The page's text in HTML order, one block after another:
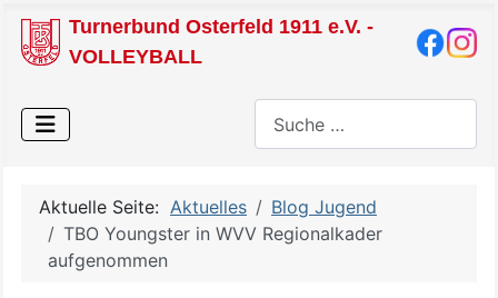
Turnerbund Osterfeld 1911 e.V. -
VOLLEYBALL
Aktuelle Seite: Aktuelles
Blog Jugend
TBO Youngster in WVV Regionalkader
aufgenommen